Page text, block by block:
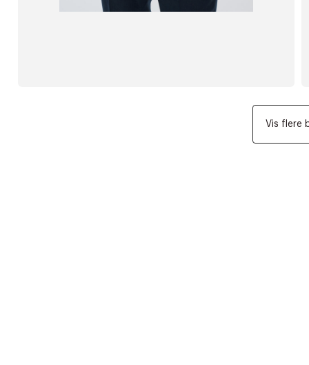
Vis flere